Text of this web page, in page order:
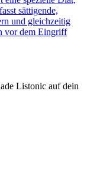
sättigende,
und gleichzeitig
vor dem Eingriff
Listonic auf dein